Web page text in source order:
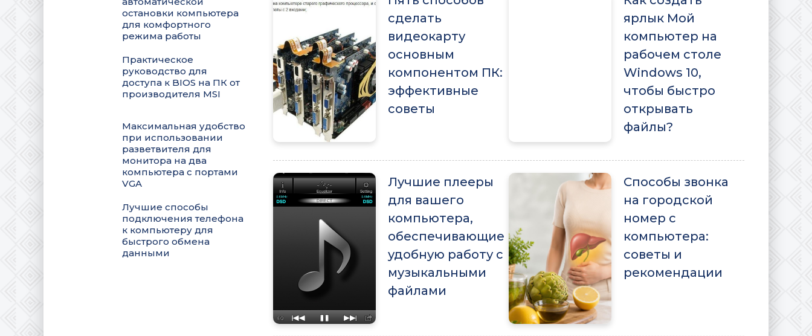
остановки компьютера
для комфортного
режима работы
Практическое
руководство для
доступа к BIOS на ПК от
производителя MSI
Максимальная удобство
при использовании
разветвителя для
монитора на два
компьютера с портами
VGA
Лучшие способы
подключения телефона
к компьютеру для
быстрого обмена
данными
сделать
видеокарту
основным
компонентом ПК:
эффективные
советы
ярлык Мой
компьютер на
рабочем столе
Windows 10,
чтобы быстро
открывать
файлы?
Лучшие плееры
для вашего
компьютера,
обеспечивающие
удобную работу с
музыкальными
файлами
Способы звонка
на городской
номер с
компьютера:
советы и
рекомендации